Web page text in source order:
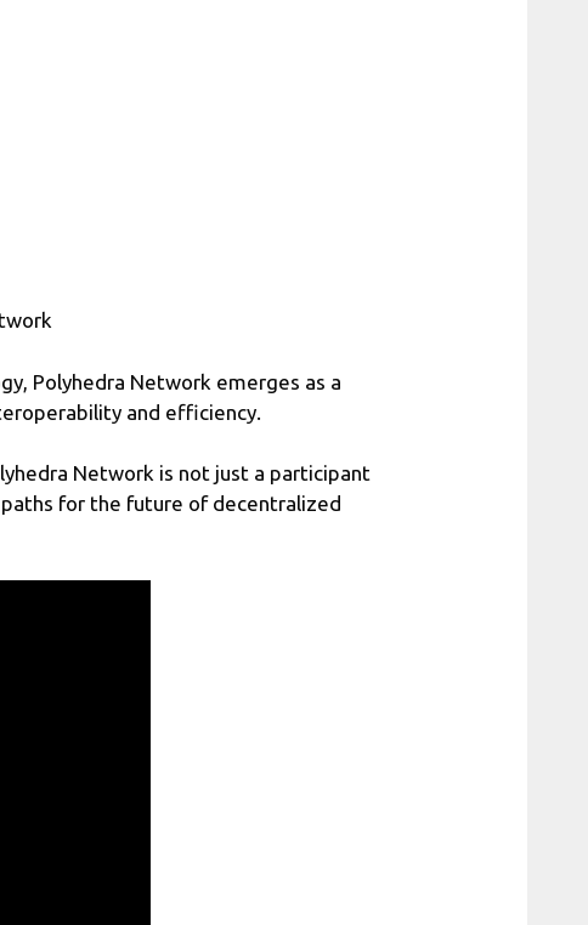
Polyhedra Network emerges as a
and efficiency.
Network is not just a participant
for the future of decentralized